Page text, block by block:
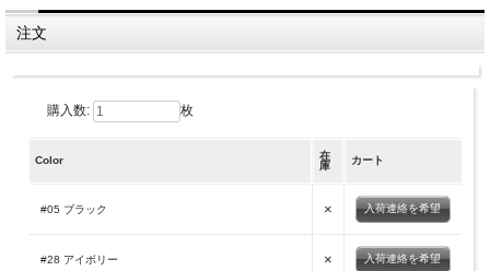
注文
購入数: 枚
Color
在
庫
カート
#05 ブラック × 入荷連絡を希望
#28 アイボリー × 入荷連絡を希望